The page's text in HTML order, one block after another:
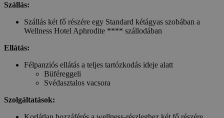
Szállás:
Szállás két fő részére egy Standard kétágyas szobában a
Wellness Hotel Aphrodite **** szállodában
Ellátás:
Félpanziós ellátás a teljes tartózkodás ideje alatt
Büféreggeli
Svédasztalos vacsora
Szolgáltatások: